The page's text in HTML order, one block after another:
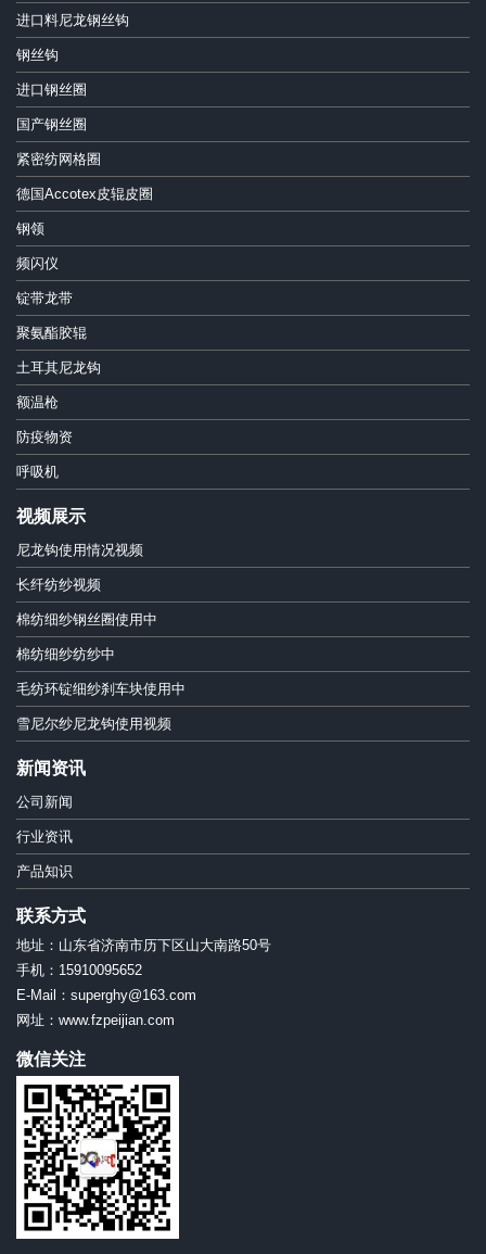
进口料尼龙钢丝钩
钢丝钩
进口钢丝圈
国产钢丝圈
紧密纺网格圈
德国Accotex皮辊皮圈
钢领
频闪仪
锭带龙带
聚氨酯胶辊
土耳其尼龙钩
额温枪
防疫物资
呼吸机
视频展示
尼龙钩使用情况视频
长纤纺纱视频
棉纺细纱钢丝圈使用中
棉纺细纱纺纱中
毛纺环锭细纱刹车块使用中
雪尼尔纱尼龙钩使用视频
新闻资讯
公司新闻
行业资讯
产品知识
联系方式
地址：山东省济南市历下区山大南路50号
手机：15910095652
E-Mail：superghy@163.com
网址：www.fzpeijian.com
微信关注